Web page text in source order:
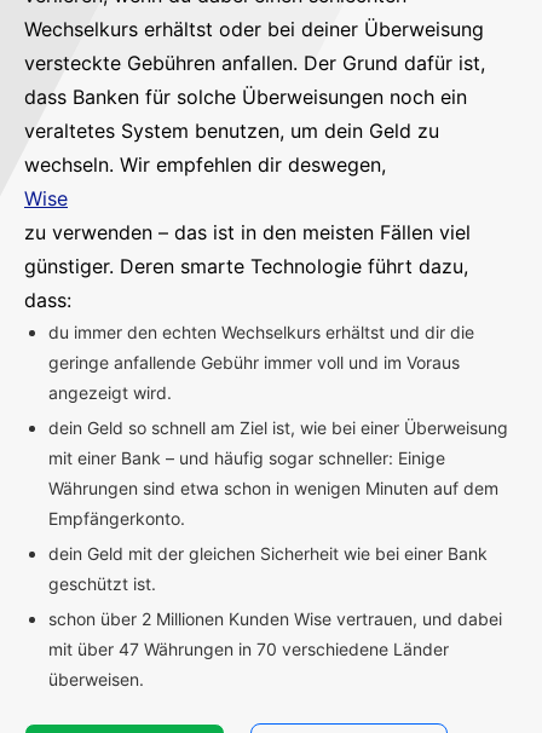
Wechselkurs erhältst oder bei deiner Überweisung
versteckte Gebühren anfallen. Der Grund dafür ist,
dass Banken für solche Überweisungen noch ein
veraltetes System benutzen, um dein Geld zu
wechseln. Wir empfehlen dir deswegen,
Wise
zu verwenden – das ist in den meisten Fällen viel
günstiger. Deren smarte Technologie führt dazu,
dass:
du immer den echten Wechselkurs erhältst und dir die
geringe anfallende Gebühr immer voll und im Voraus
angezeigt wird.
dein Geld so schnell am Ziel ist, wie bei einer Überweisung
mit einer Bank – und häufig sogar schneller: Einige
Währungen sind etwa schon in wenigen Minuten auf dem
Empfängerkonto.
dein Geld mit der gleichen Sicherheit wie bei einer Bank
geschützt ist.
schon über 2 Millionen Kunden Wise vertrauen, und dabei
mit über 47 Währungen in 70 verschiedene Länder
überweisen.